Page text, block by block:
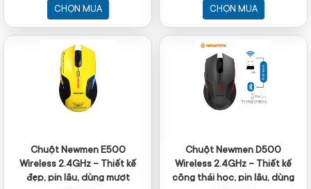
CHỌN MUA
CHỌN MUA
Chuột Newmen E500
Wireless 2.4GHz – Thiết kế
đẹp, pin lâu, dùng mượt
Chuột Newmen D500
Wireless 2.4GHz – Thiết kế
công thái học, pin lâu, dùng